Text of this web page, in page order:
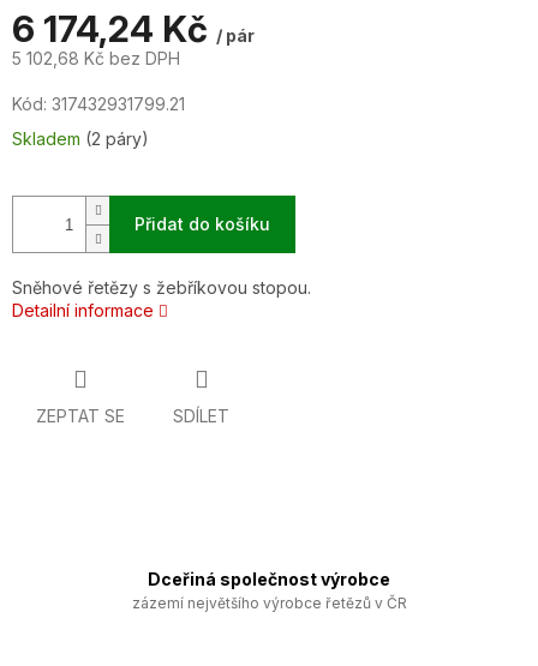
6 174,24 Kč / pár
5 102,68 Kč bez DPH
cena:
Kód: 317432931799.21
Skladem (2 páry)
Přidat do košíku
Sněhové řetězy s žebříkovou stopou.
Detailní informace
ZEPTAT SE SDÍLET
Dceřiná společnost výrobce
zázemí největšího výrobce řetězů v ČR